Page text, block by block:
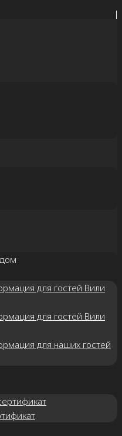
для гостей Вили
для гостей Вили
для наших гостей